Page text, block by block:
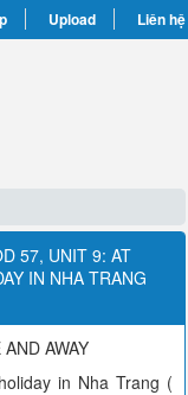
Upload Liên hệ
57, UNIT 9: AT
IN NHA TRANG
AWAY
in Nha Trang (